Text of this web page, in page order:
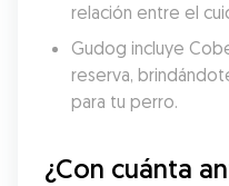
relación entre el
Gudog incluye
reserva,
para tu perro.
¿Con cuánta